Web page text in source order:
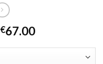
€67.00